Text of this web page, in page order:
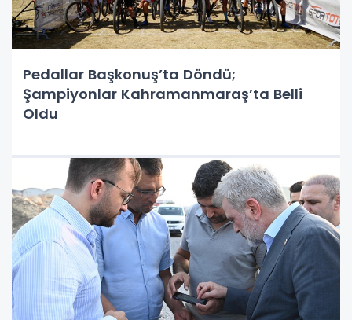
Pedallar Başkonuş’ta Döndü;
Şampiyonlar Kahramanmaraş’ta Belli
Oldu